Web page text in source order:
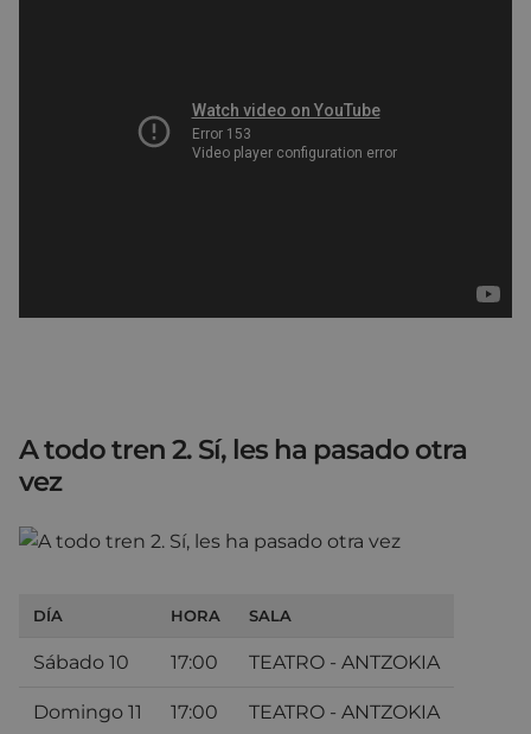
A todo tren 2. Sí, les ha pasado otra
vez
DÍA HORA SALA
Sábado 10 17:00 TEATRO - ANTZOKIA
Domingo 11 17:00 TEATRO - ANTZOKIA